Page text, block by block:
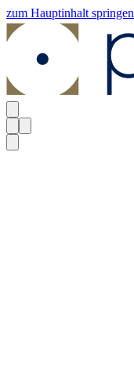
zum Hauptinhalt springen